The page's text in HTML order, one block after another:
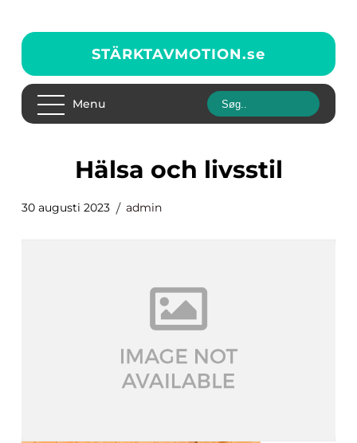
STÄRKTAVMOTION.se
Menu
hälsa och livsstil
30 augusti 2023 admin